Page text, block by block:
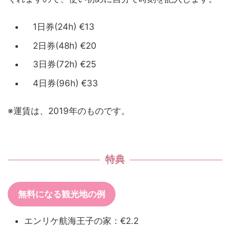
1日券(24h) €13
2日券(48h) €20
3日券(72h) €25
4日券(96h) €33
※運賃は、2019年のものです。
特典
無料になる観光地の例
エンリケ航海王子の家：€2.2